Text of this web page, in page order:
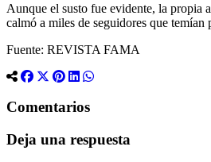
Aunque el susto fue evidente, la propia
calmó a miles de seguidores que
Fuente: REVISTA FAMA
Comentarios
Deja una respuesta